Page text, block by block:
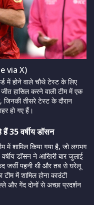
via X)
होने वाले चौथे टेस्ट के लिए
हासिल करने वाली टीम में एक
जिनकी तीसरे टेस्ट के दौरान
हो गए हैं।
35 वर्षीय डॉसन
में शामिल किया गया है, जो लगभग
डॉसन ने आखिरी बार जुलाई
जर्सी पहनी थी और तब से घरेलू
में शामिल होना काउंटी
और गेंद दोनों से अच्छा प्रदर्शन